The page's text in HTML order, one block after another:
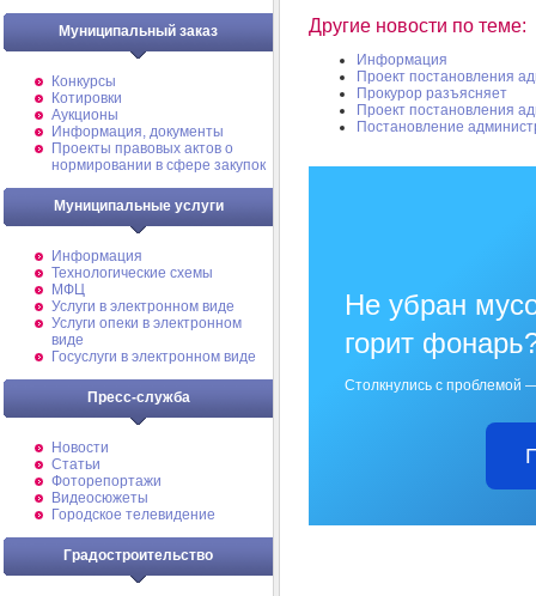
Муниципальный заказ
Конкурсы
Котировки
Аукционы
Информация, документы
Проекты правовых актов о
нормировании в сфере закупок
Муниципальные услуги
Информация
Технологические схемы
МФЦ
Услуги в электронном виде
Услуги опеки в электронном
виде
Госуслуги в электронном виде
Пресс-служба
Новости
Статьи
Фоторепортажи
Видеосюжеты
Городское телевидение
Градостроительство
Другие новости по теме:
Информация
Проект постановления
Прокурор разъясняет
Проект постановления
Постановление
Не убран
горит
Столкнулись с проблемой